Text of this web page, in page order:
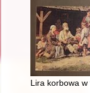
Lira korbowa w